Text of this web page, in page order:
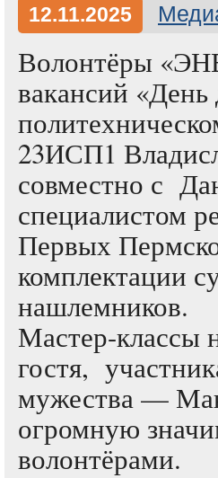
12.11.2025
Волонтёры
вакансий
23ИСП1
совместно с
специалистом
Первых
комплектации
нашлемников.
Мастер-классы
гостя,
мужества —
огромную